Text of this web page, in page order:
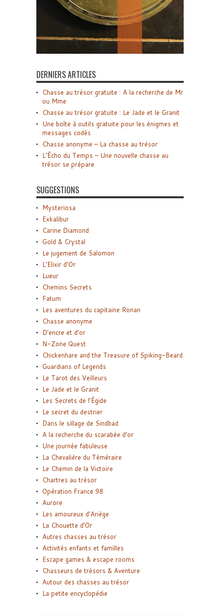
DERNIERS ARTICLES
Chasse au trésor gratuite : A la recherche de Mr
ou Mme
Chasse au trésor gratuite : Le Jade et le Granit
Une boîte à outils gratuite pour les énigmes et
messages codés
Chasse anonyme – La chasse au trésor
L’Écho du Temps – Une nouvelle chasse au
trésor se prépare
SUGGESTIONS
Mysteriosa
Exkalibur
Carine Diamond
Gold & Crystal
Le jugement de Salomon
L’Elixir d’Or
Lueur
Chemins Secrets
Fatum
Les aventures du capitaine Ronan
Chasse anonyme
D’encre et d’or
N-Zone Quest
Chickenhare and the Treasure of Spiking-Beard
Guardians of Legends
Le Tarot des Veilleurs
Le Jade et le Granit
Les Secrets de l’Égide
Le secret du destrier
Dans le sillage de Sindbad
A la recherche du scarabée d’or
Une journée fabuleuse
La Chevalière du Téméraire
Le Chemin de la Victoire
Chartres au trésor
Opération France 98
Aurore
Les amoureux d’Ariège
La Chouette d’Or
Autres chasses au trésor
Activités enfants et familles
Escape games & escape rooms
Chasseurs de trésors & Aventure
Autour des chasses au trésor
La petite encyclopédie